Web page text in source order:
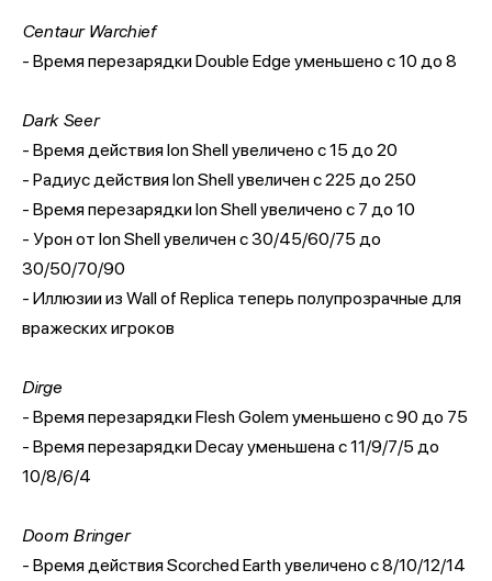
Centaur Warchief
- Время перезарядки Double Edge уменьшено с 10 до 8
Dark Seer
- Время действия Ion Shell увеличено с 15 до 20
- Радиус действия Ion Shell увеличен с 225 до 250
- Время перезарядки Ion Shell увеличено с 7 до 10
- Урон от Ion Shell увеличен с 30/45/60/75 до
30/50/70/90
- Иллюзии из Wall of Replica теперь полупрозрачные для
вражеских игроков
Dirge
- Время перезарядки Flesh Golem уменьшено с 90 до 75
- Время перезарядки Decay уменьшена с 11/9/7/5 до
10/8/6/4
Doom Bringer
- Время действия Scorched Earth увеличено с 8/10/12/14